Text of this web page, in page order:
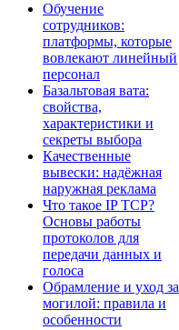
Обучение
сотрудников:
платформы, которые
вовлекают линейный
персонал
Базальтовая вата:
свойства,
характеристики и
секреты выбора
Качественные
вывески: надёжная
наружная реклама
Что такое IP TCP?
Основы работы
протоколов для
передачи данных и
голоса
Обрамление и уход за
могилой: правила и
особенности